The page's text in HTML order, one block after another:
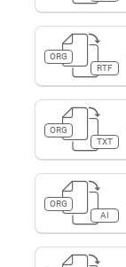
ORG
RTF
ORG
TXT
ORG
AI